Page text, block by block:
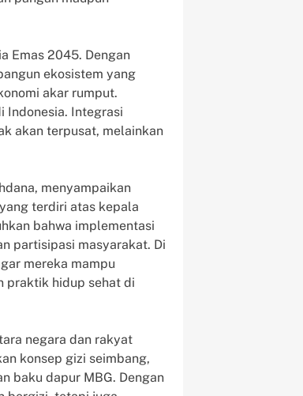
Emas 2045. Dengan
ekosistem yang
akar rumput.
Indonesia. Integrasi
akan terpusat, melainkan
menyampaikan
terdiri atas kepala
bahwa implementasi
partisipasi masyarakat. Di
mereka mampu
praktik hidup sehat di
negara dan rakyat
konsep gizi seimbang,
baku dapur MBG. Dengan